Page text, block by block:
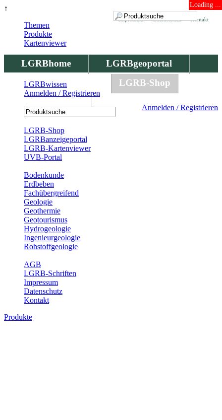
↑ Loading ...
Kontakt
Datenschutz
Impressum
LGRBhome
LGRBgeoportal
LGRBbohrungen
LGRB-Shop
Anmelden / Registrieren
Themen
Produkte
Kartenviewer
LGRBwissen
Anmelden / Registrieren
LGRB-Shop
LGRBanzeigeportal
LGRB-Kartenviewer
UVB-Portal
Bodenkunde
Erdbeben
Fachübergreifend
Geologie
Geothermie
Geotourismus
Hydrogeologie
Ingenieurgeologie
Rohstoffgeologie
AGB
LGRB-Schriften
Impressum
Datenschutz
Kontakt
Produkte